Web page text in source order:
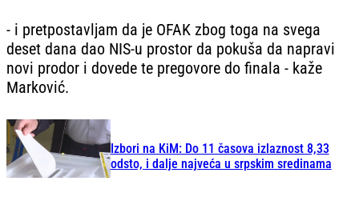
- i pretpostavljam da je OFAK zbog toga na svega
deset dana dao NIS-u prostor da pokuša da napravi
novi prodor i dovede te pregovore do finala - kaže
Marković.
Izbori na KiM: Do 11 časova izlaznost 8,33
odsto, i dalje najveća u srpskim sredinama